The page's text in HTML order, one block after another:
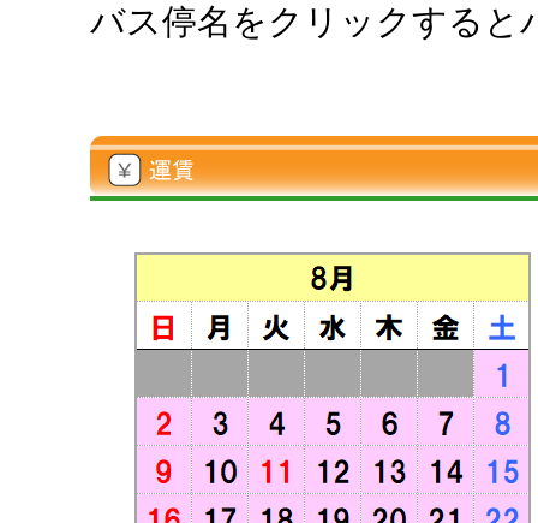
バス停名をクリックすると